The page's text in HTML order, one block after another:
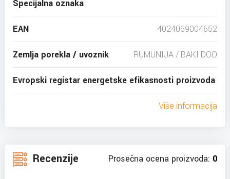
Specijalna oznaka
EAN 4024069004652
Zemlja porekla / uvoznik RUMUNIJA / BAKI DOO
Evropski registar energetske efikasnosti proizvoda
Više informacija
Recenzije Prosečna ocena proizvoda: 0